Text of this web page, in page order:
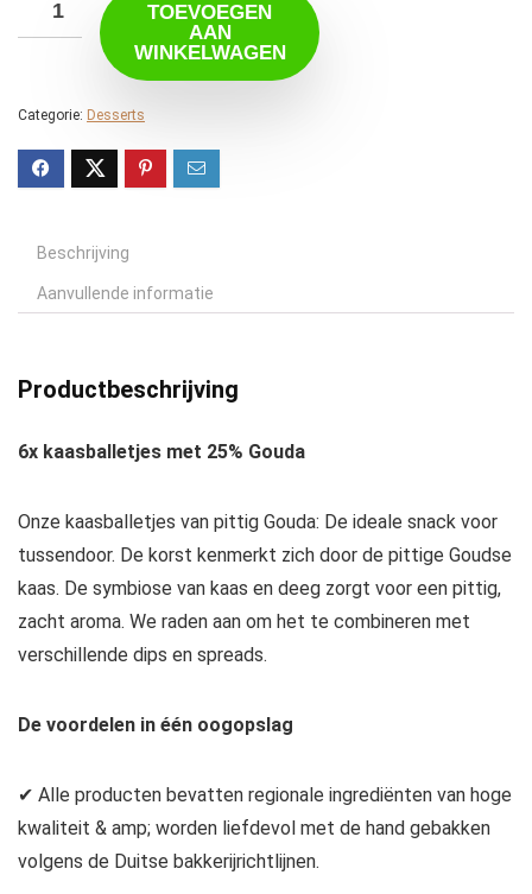
TOEVOEGEN
AAN
WINKELWAGEN
Categorie: Desserts
Beschrijving
Aanvullende informatie
Productbeschrijving
6x kaasballetjes met 25% Gouda
Onze kaasballetjes van pittig Gouda: De ideale snack voor
tussendoor. De korst kenmerkt zich door de pittige Goudse
kaas. De symbiose van kaas en deeg zorgt voor een pittig,
zacht aroma. We raden aan om het te combineren met
verschillende dips en spreads.
De voordelen in één oogopslag
✔ Alle producten bevatten regionale ingrediënten van hoge
kwaliteit & amp; worden liefdevol met de hand gebakken
volgens de Duitse bakkerijrichtlijnen.